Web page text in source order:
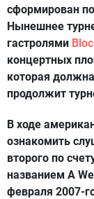
сформирован
Нынешнее
гастролями
концертных
которая
продолжит
В ходе
ознакомить
второго по
названием A
февраля 2007-